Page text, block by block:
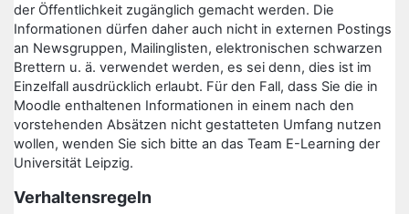
der Öffentlichkeit zugänglich gemacht werden. Die
Informationen dürfen daher auch nicht in externen Postings
an Newsgruppen, Mailinglisten, elektronischen schwarzen
Brettern u. ä. verwendet werden, es sei denn, dies ist im
Einzelfall ausdrücklich erlaubt. Für den Fall, dass Sie die in
Moodle enthaltenen Informationen in einem nach den
vorstehenden Absätzen nicht gestatteten Umfang nutzen
wollen, wenden Sie sich bitte an das Team E-Learning der
Universität Leipzig.
Verhaltensregeln